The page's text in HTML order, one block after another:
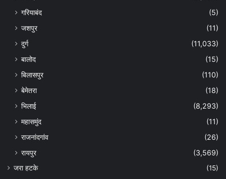
गरियाबंद
(5)
जशपुर
(11)
दुर्ग
(11,033)
बालोद
(15)
बिलासपुर
(110)
बेमेतरा
(18)
भिलाई
(8,293)
महासमुंद
(11)
राजनांदगांव
(26)
रायपुर
(3,569)
जरा हटके
(15)